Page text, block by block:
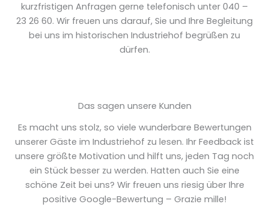
kurzfristigen Anfragen gerne telefonisch unter 040 –
23 26 60. Wir freuen uns darauf, Sie und Ihre Begleitung
bei uns im historischen Industriehof begrüßen zu
dürfen.
Das sagen unsere Kunden
Es macht uns stolz, so viele wunderbare Bewertungen
unserer Gäste im Industriehof zu lesen. Ihr Feedback ist
unsere größte Motivation und hilft uns, jeden Tag noch
ein Stück besser zu werden. Hatten auch Sie eine
schöne Zeit bei uns? Wir freuen uns riesig über Ihre
positive Google-Bewertung – Grazie mille!